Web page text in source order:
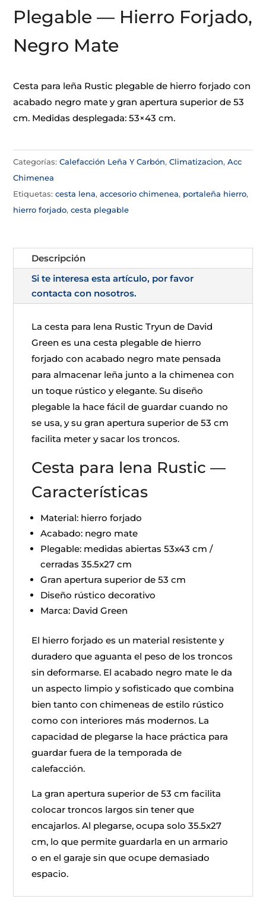
Plegable — Hierro Forjado,
Negro Mate
Cesta para leña Rustic plegable de hierro forjado con
acabado negro mate y gran apertura superior de 53
cm. Medidas desplegada: 53×43 cm.
Categorías:Calefacción Leña Y Carbón,Climatizacion,Acc
Chimenea
Etiquetas:cesta lena,accesorio chimenea, portaleña hierro,
hierro forjado,cesta plegable
Descripción
Si te interesa esta artículo, por favor
contacta con nosotros.
La cesta para lena Rustic Tryun de David
Green es una cesta plegable de hierro
forjado con acabado negro mate pensada
para almacenar leña junto a la chimenea con
un toque rústico y elegante. Su diseño
plegable la hace fácil de guardar cuando no
se usa, y su gran apertura superior de 53 cm
facilita meter y sacar los troncos.
Cesta para lena Rustic —
Características
Material: hierro forjado
Acabado: negro mate
Plegable: medidas abiertas 53x43 cm /
cerradas 35.5x27 cm
Gran apertura superior de 53 cm
Diseño rústico decorativo
Marca: David Green
El hierro forjado es un material resistente y
duradero que aguanta el peso de los troncos
sin deformarse. El acabado negro mate le da
un aspecto limpio y sofisticado que combina
bien tanto con chimeneas de estilo rústico
como con interiores más modernos. La
capacidad de plegarse la hace práctica para
guardar fuera de la temporada de
calefacción.
La gran apertura superior de 53 cm facilita
colocar troncos largos sin tener que
encajarlos. Al plegarse, ocupa solo 35.5x27
cm, lo que permite guardarla en un armario
o en el garaje sin que ocupe demasiado
espacio.